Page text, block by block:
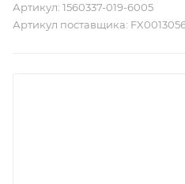
Артикул: 1560337-019-6005
Артикул поставщика: